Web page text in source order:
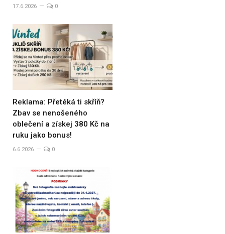
17.6.2026 0
Reklama: Přetéká ti skříň?
Zbav se nenošeného
oblečení a získej 380 Kč na
ruku jako bonus!
6.6.2026 0